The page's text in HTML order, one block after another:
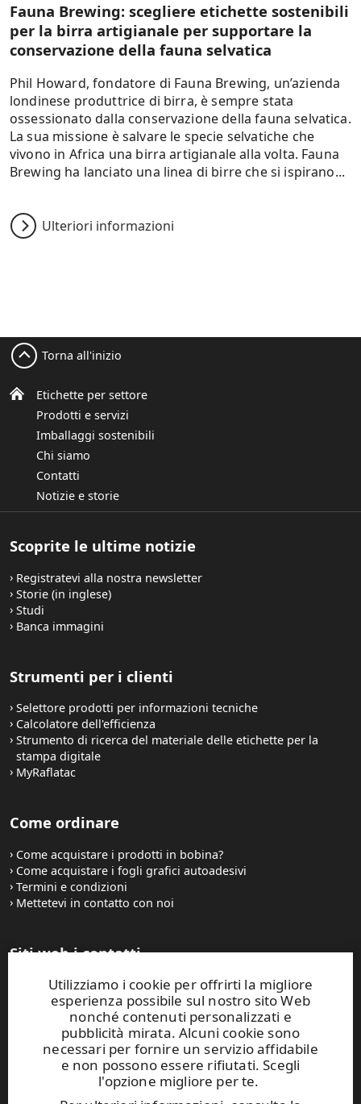
Fauna Brewing: scegliere etichette sostenibili
per la birra artigianale per supportare la
conservazione della fauna selvatica
Phil Howard, fondatore di Fauna Brewing, un’azienda
londinese produttrice di birra, è sempre stata
ossessionato dalla conservazione della fauna selvatica.
La sua missione è salvare le specie selvatiche che
vivono in Africa una birra artigianale alla volta. Fauna
Brewing ha lanciato una linea di birre che si ispirano...
Ulteriori informazioni
Utilizziamo i cookie per offrirti la migliore
esperienza possibile sul nostro sito Web
nonché contenuti personalizzati e
pubblicità mirata. Alcuni cookie sono
necessari per fornire un servizio affidabile
e non possono essere rifiutati. Scegli
l'opzione migliore per te.
Etichette per settore
Prodotti e servizi
Imballaggi sostenibili
Chi siamo
Contatti
Notizie e storie
Torna all'inizio
Scoprite le ultime notizie
Registratevi alla nostra newsletter
Storie (in inglese)
Studi
Banca immagini
Strumenti per i clienti
Selettore prodotti per informazioni tecniche
Calcolatore dell'efficienza
Strumento di ricerca del materiale delle etichette per la
stampa digitale
MyRaflatac
Come ordinare
Come acquistare i prodotti in bobina?
Come acquistare i fogli grafici autoadesivi
Termini e condizioni
Mettetevi in contatto con noi
Siti web i contatti
UPM Raflatac Graphics Solutions
UPM Raflatac Office Products
UPM Raflatac Industrial Removables
Contatti
Questo sito Web è protetto da reCAPTCHA e si applicano